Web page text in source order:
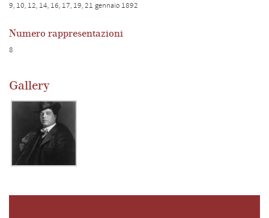
9, 10, 12, 14, 16, 17, 19, 21 gennaio 1892
Numero rappresentazioni
8
Gallery